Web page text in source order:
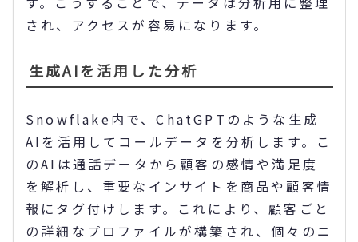
され、アクセスが容易になります。
生成AIを活用した分析
Snowflake内で、ChatGPTのような生成
AIを活用してコールデータを分析します。こ
のAIは通話データから顧客の感情や満足度
を解析し、重要なインサイトを商品や顧客情
報にタグ付けします。これにより、顧客ごと
の詳細なプロファイルが構築され、個々のニ